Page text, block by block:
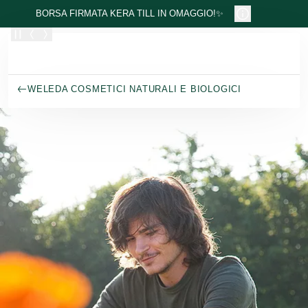
Passa al contenuto principale
BORSA FIRMATA KERA TILL IN OMAGGIO!✨
WELEDA COSMETICI NATURALI E BIOLOGICI